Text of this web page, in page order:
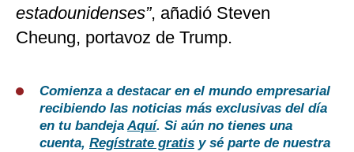
estadounidenses”, añadió Steven
Cheung, portavoz de Trump.
Comienza a destacar en el mundo empresarial
recibiendo las noticias más exclusivas del día
en tu bandejaAquí. Si aún no tienes una
cuenta, Regístrate gratis y sé parte de nuestra